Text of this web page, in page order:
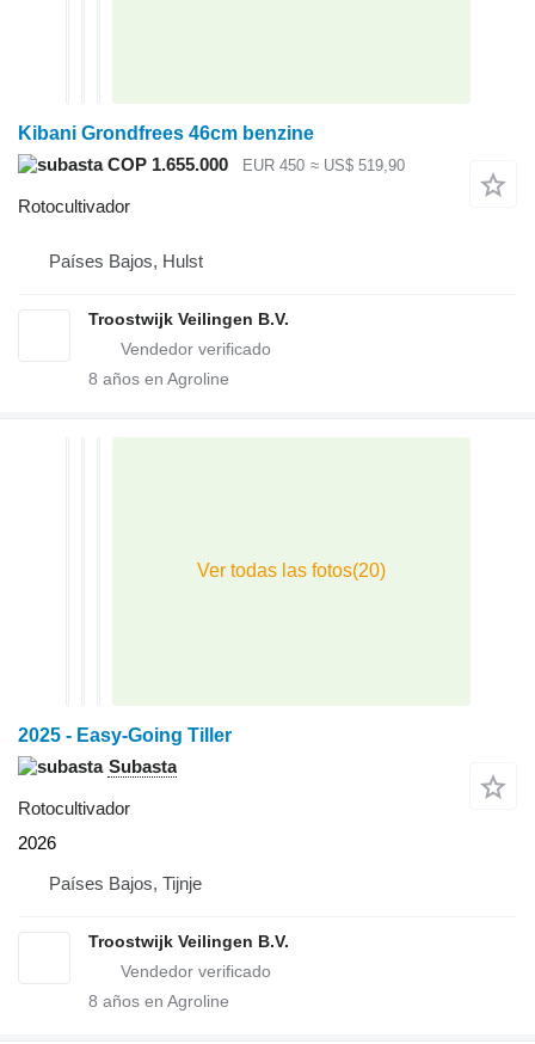
Kibani Grondfrees 46cm benzine
COP 1.655.000
EUR 450 ≈ US$ 519,90
Rotocultivador
Países Bajos, Hulst
Troostwijk Veilingen B.V.
8 años en Agroline
2025 - Easy-Going Tiller
Subasta
Rotocultivador
2026
Países Bajos, Tijnje
Troostwijk Veilingen B.V.
8 años en Agroline